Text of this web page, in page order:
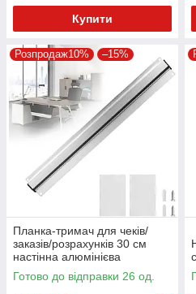
Купити
Розпродаж10% –15%
Планка-тримач для чеків/
заказів/розрахунків 30 см
настінна алюмінієва
хромована
Готово до відправки 26 од.